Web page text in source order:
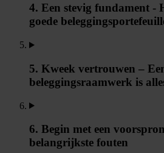
4. Een stevig fundament -
goede
5. Kweek vertrouwen –
beleggingsraamwerk is
6. Begin met een
belangrijkste fouten